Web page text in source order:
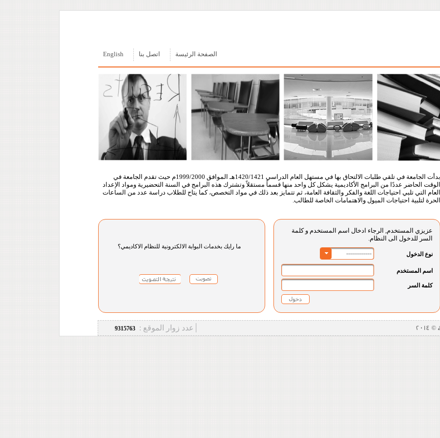
English اتصل بنا الصفحة الرئيسة
بدأت الجامعة في تلقي طلبات الالتحاق بها في مستهل العام الدراسي 1420/1421هـ الموافق 1999/2000م حيث تقدم الجامعة في
الوقت الحاضر عددًا من البرامج الأكاديمية يشكل كل واحد منها قسماً مستقلاً وتشترك هذه البرامج في السنة التحضيرية ومواد الإعداد
العام التي تلبي احتياجات اللغة والفكر والثقافة العامة، ثم تتمايز بعد ذلك في مواد التخصص، كما يتاح للطلاب دراسة عدد من الساعات
الحرة لتلبية احتياجات الميول والاهتمامات الخاصة للطالب.
عزيزي المستخدم, الرجاء ادخال اسم المستخدم و كلمة
السر للدخول الى النظام.
نوع الدخول -------------
اسم المستخدم
كلمة السر
ما رايك بخدمات البوابة الالكترونية للنظام الاكاديمي؟
عدد زوار الموقع : 9315763